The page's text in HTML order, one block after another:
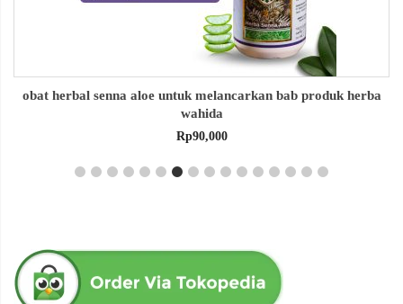
obat herbal senna aloe untuk melancarkan bab produk herba
wahida
Rp90,000